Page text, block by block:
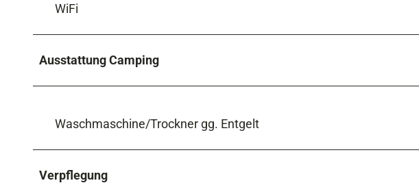
WiFi
Ausstattung Camping
Waschmaschine/Trockner gg. Entgelt
Verpflegung